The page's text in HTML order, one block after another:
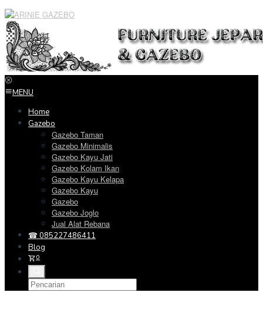
Loncat
ke
konten
MENU
Home
Gazebo
Gazebo Taman
Gazebo Minimalis
Gazebo Kayu Jati
Gazebo Kolam Ikan
Gazebo Kayu Kelapa
Gazebo Kayu
Gazebo
Gazebo Joglo
Jual Alat Rebana
☎ 085227486411
Blog
0